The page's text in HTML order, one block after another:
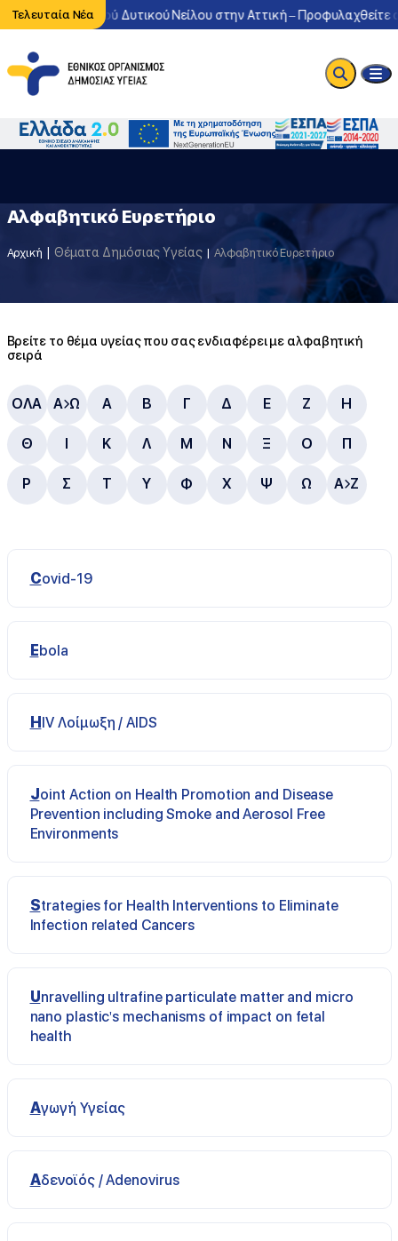
Τελευταία Νέατου ιού Δυτικού Νείλου στην Αττική – Προφυλαχθείτε
Αλφαβητικό Ευρετήριο
Αρχική Θέματα Δημόσιας Υγείας Αλφαβητικό Ευρετήριο
Βρείτε το θέμα υγείας που σας ενδιαφέρει με αλφαβητική
σειρά
ΟΛΑ Α Ω Α B Γ Δ E Ζ Η
Θ Κ Λ Μ Ν Ξ Ο Π
Ρ Σ Τ Υ Φ Χ Ψ Ω A Z
Covid-19
Ebola
HIV Λοίμωξη / AIDS
Joint Action on Health Promotion and Disease
Prevention including Smoke and Aerosol Free
Environments
Strategies for Health Interventions to Eliminate
Infection related Cancers
Unravelling ultrafine particulate matter and micro
nano plastic's mechanisms of impact on fetal
health
Αγωγή Υγείας
Αδενοϊός / Adenovirus